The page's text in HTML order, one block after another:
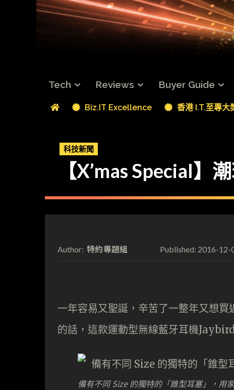
Tech Reviews Buyer Guide
Biz.IT Excellence 香港 I.T.至專大
科技新聞
【X’mas Special
Author: 特約專題組 Published: 2016-12-
一年容易又聖誕，辛苦了一整年又想
的話，這款運動型無線藍牙耳機
備有不同 Size 的獨特的「錐型耳塞」，用